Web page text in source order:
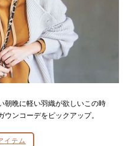
朝晩に軽い羽織が欲しいこの時
ンコーデをピックアップ。
イテム